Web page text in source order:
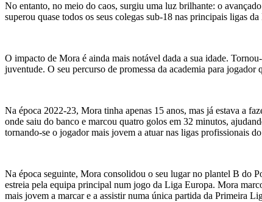
No entanto, no meio do caos, surgiu uma luz brilhante: o
superou quase todos os seus colegas sub-18 nas principais ligas
O impacto de Mora é ainda mais notável dada a sua idade.
juventude. O seu percurso de promessa da academia para
Na época 2022-23, Mora tinha apenas 15 anos, mas já estava a
onde saiu do banco e marcou quatro golos em 32 minutos,
tornando-se o jogador mais jovem a atuar nas ligas profissionais
Na época seguinte, Mora consolidou o seu lugar no plantel B do
estreia pela equipa principal num jogo da Liga Europa. Mora
mais jovem a marcar e a assistir numa única partida da Primeira